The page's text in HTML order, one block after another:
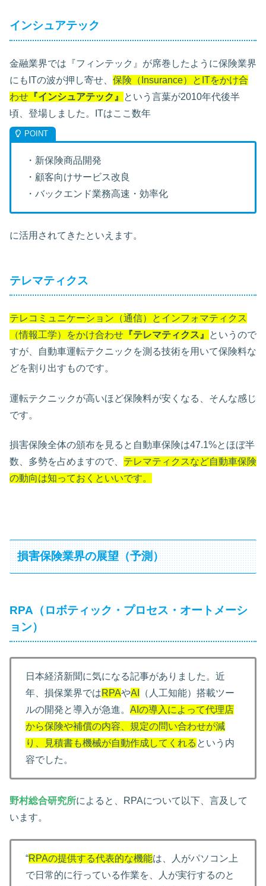
インシュアテック
金融業界では『フィンテック』が席巻したように保険業界
にもITの波が押し寄せ、 保険（Insurance）とITをかけ合
わせ 『インシュアテック』
という言葉が2010年代後半
頃、登場しました。ITはここ数年
・新保険商品開発
・顧客向けサービス改良
・バックエンド業務高速・効率化
に活用されてきたといえます。
テレマティクス
テレコミュニケーション（通信）とインフォマティクス
（情報工学）をかけ合わせ 『テレマティクス』
というので
すが、自動車運転テクニックを測る技術を用いて保険料な
どを割り出すものです。
運転テクニックが高いほど保険料が安くなる、そんな感じ
です。
損害保険全体の頒布を見ると自動車保険は47.1%とほぼ半
数、多勢を占めますので、 テレマティクスなど自動車保険
の動向は知っておくといいです。
損害保険業界の展望（予測）
RPA（ロボティック・プロセス・オートメーシ
ョン）
日本経済新聞に気になる記事がありました。近
年、損保業界ではRPAやAI
（人工知能）搭載ツー
ルの開発と導入が急進。 AIの導入によって代理店
から保険や補償の内容、規定の問い合わせが減
り、見積書も機械が自動作成してくれる という内
容でした。
野村総合研究所によると、RPAについて以下、言及して
います。
“RPAの提供する代表的な機能は、人がパソコン上
で日常的に行っている作業を、人が実行するのと